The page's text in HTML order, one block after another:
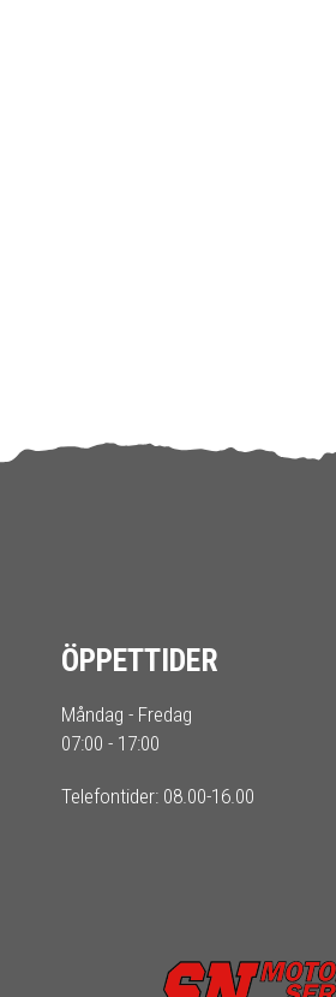
ÖPPETTIDER
Måndag - Fredag
07:00 - 17:00
Telefontider: 08.00-16.00